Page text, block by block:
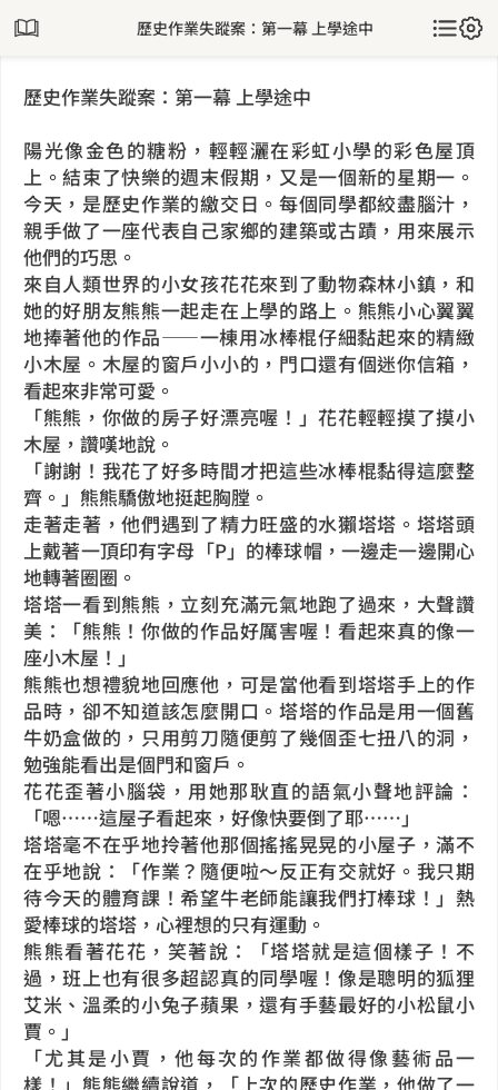
歷史作業失蹤案：第一幕 上學途中
歷史作業失蹤案：第一幕 上學途中
陽光像金色的糖粉，輕輕灑在彩虹小學的彩色屋頂
上。結束了快樂的週末假期，又是一個新的星期一。
今天，是歷史作業的繳交日。每個同學都絞盡腦汁，
親手做了一座代表自己家鄉的建築或古蹟，用來展示
他們的巧思。
來自人類世界的小女孩花花來到了動物森林小鎮，和
她的好朋友熊熊一起走在上學的路上。熊熊小心翼翼
地捧著他的作品——一棟用冰棒棍仔細黏起來的精緻
小木屋。木屋的窗戶小小的，門口還有個迷你信箱，
看起來非常可愛。
「熊熊，你做的房子好漂亮喔！」花花輕輕摸了摸小
木屋，讚嘆地說。
「謝謝！我花了好多時間才把這些冰棒棍黏得這麼整
齊。」熊熊驕傲地挺起胸膛。
走著走著，他們遇到了精力旺盛的水獺塔塔。塔塔頭
上戴著一頂印有字母「P」的棒球帽，一邊走一邊開心
地轉著圈圈。
塔塔一看到熊熊，立刻充滿元氣地跑了過來，大聲讚
美：「熊熊！你做的作品好厲害喔！看起來真的像一
座小木屋！」
熊熊也想禮貌地回應他，可是當他看到塔塔手上的作
品時，卻不知道該怎麼開口。塔塔的作品是用一個舊
牛奶盒做的，只用剪刀隨便剪了幾個歪七扭八的洞，
勉強能看出是個門和窗戶。
花花歪著小腦袋，用她那耿直的語氣小聲地評論：
「嗯……這屋子看起來，好像快要倒了耶……」
塔塔毫不在乎地拎著他那個搖搖晃晃的小屋子，滿不
在乎地說：「作業？隨便啦～反正有交就好。我只期
待今天的體育課！希望牛老師能讓我們打棒球！」熱
愛棒球的塔塔，心裡想的只有運動。
熊熊看著花花，笑著說：「塔塔就是這個樣子！不
過，班上也有很多超認真的同學喔！像是聰明的狐狸
艾米、溫柔的小兔子蘋果，還有手藝最好的小松鼠小
賈。」
「尤其是小賈，他每次的作業都做得像藝術品一
樣！」熊熊繼續說道，「上次的歷史作業，他做了一